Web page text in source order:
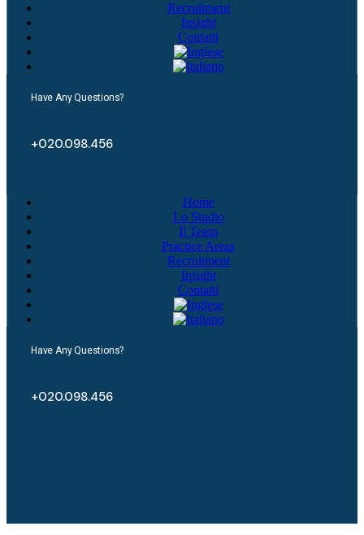
Recruitment
Insight
Contatti
+020.098.456
Have Any Questions?
Home
Lo Studio
Il Team
Practice Areas
Recruitment
Insight
Contatti
+020.098.456
Have Any Questions?